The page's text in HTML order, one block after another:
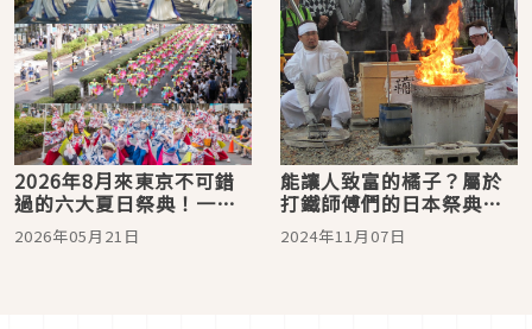
2026年8月來東京不可錯
過的六大夏日祭典！一起
來抓住夏季的青春尾巴
2026年05月21日
能讓人致富的橘子？屬於
打鐵師傅們的日本祭典
「鞴祭」(ふいごまつり)
是什麼？
2024年11月07日